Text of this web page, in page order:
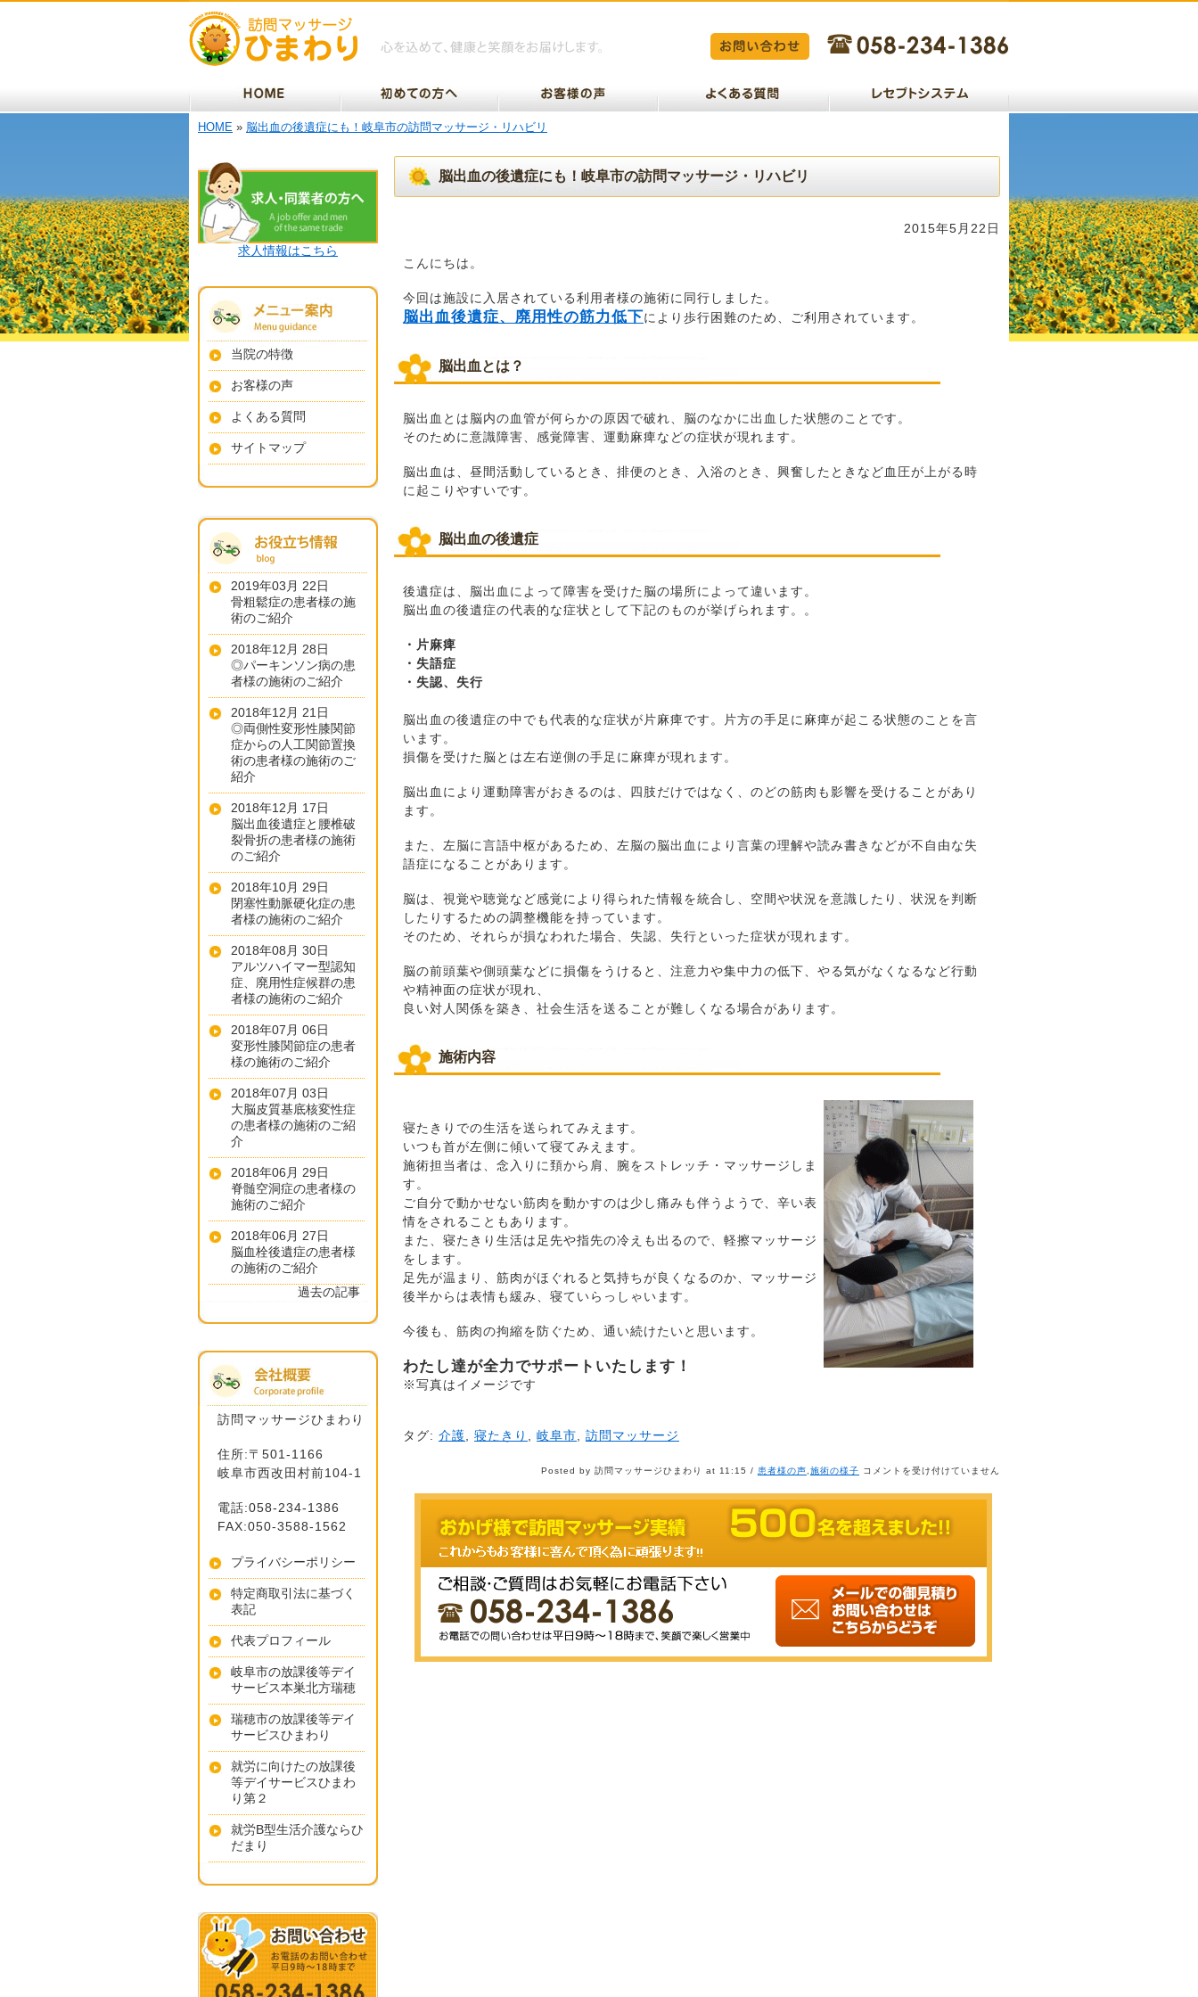
HOME » 脳出血の後遺症にも！岐阜市の訪問マッサージ・リハビリ
脳出血の後遺症にも！岐阜市の訪問マッサージ・リハビリ
2015年5月22日
こんにちは。
今回は施設に入居されている利用者様の施術に同行しました。
脳出血後遺症、廃用性の筋力低下により歩行困難のため、ご利用されています。
脳出血とは？
脳出血とは脳内の血管が何らかの原因で破れ、脳のなかに出血した状態のことです。
そのために意識障害、感覚障害、運動麻痺などの症状が現れます。
脳出血は、昼間活動しているとき、排便のとき、入浴のとき、興奮したときなど血圧が上がる時
に起こりやすいです。
脳出血の後遺症
後遺症は、脳出血によって障害を受けた脳の場所によって違います。
脳出血の後遺症の代表的な症状として下記のものが挙げられます。。
・片麻痺
・失語症
・失認、失行
脳出血の後遺症の中でも代表的な症状が片麻痺です。片方の手足に麻痺が起こる状態のことを言
います。
損傷を受けた脳とは左右逆側の手足に麻痺が現れます。
脳出血により運動障害がおきるのは、四肢だけではなく、のどの筋肉も影響を受けることがあり
ます。
また、左脳に言語中枢があるため、左脳の脳出血により言葉の理解や読み書きなどが不自由な失
語症になることがあります。
脳は、視覚や聴覚など感覚により得られた情報を統合し、空間や状況を意識したり、状況を判断
したりするための調整機能を持っています。
そのため、それらが損なわれた場合、失認、失行といった症状が現れます。
脳の前頭葉や側頭葉などに損傷をうけると、注意力や集中力の低下、やる気がなくなるなど行動
や精神面の症状が現れ、
良い対人関係を築き、社会生活を送ることが難しくなる場合があります。
施術内容
寝たきりでの生活を送られてみえます。
いつも首が左側に傾いて寝てみえます。
施術担当者は、念入りに頚から肩、腕をストレッチ・マッサージしま
す。
ご自分で動かせない筋肉を動かすのは少し痛みも伴うようで、辛い表
情をされることもあります。
また、寝たきり生活は足先や指先の冷えも出るので、軽擦マッサージ
をします。
足先が温まり、筋肉がほぐれると気持ちが良くなるのか、マッサージ
後半からは表情も緩み、寝ていらっしゃいます。
今後も、筋肉の拘縮を防ぐため、通い続けたいと思います。
わたし達が全力でサポートいたします！
※写真はイメージです
タグ: 介護, 寝たきり , 岐阜市, 訪問マッサージ
Posted by 訪問マッサージひまわり at 11:15 / 患者様の声,施術の様子 脳
の
症
に
も！
阜
コメントを受け付けていません
求人情報はこちら
当院の特徴
お客様の声
よくある質問
サイトマップ
2019年03月 22日
骨粗鬆症の患者様の施
術のご紹介
2018年12月 28日
◎パーキンソン病の患
者様の施術のご紹介
2018年12月 21日
◎両側性変形性膝関節
症からの人工関節置換
術の患者様の施術のご
紹介
2018年12月 17日
脳出血後遺症と腰椎破
裂骨折の患者様の施術
のご紹介
2018年10月 29日
閉塞性動脈硬化症の患
者様の施術のご紹介
2018年08月 30日
アルツハイマー型認知
症、廃用性症候群の患
者様の施術のご紹介
2018年07月 06日
変形性膝関節症の患者
様の施術のご紹介
2018年07月 03日
大脳皮質基底核変性症
の患者様の施術のご紹
介
2018年06月 29日
脊髄空洞症の患者様の
施術のご紹介
2018年06月 27日
脳血栓後遺症の患者様
の施術のご紹介
過去の記事
訪問マッサージひまわり
住所:〒501-1166
岐阜市西改田村前104-1
電話:058-234-1386
FAX:050-3588-1562
プライバシーポリシー
特定商取引法に基づく
表記
代表プロフィール
岐阜市の放課後等デイ
サービス本巣北方瑞穂
瑞穂市の放課後等デイ
サービスひまわり
就労に向けたの放課後
等デイサービスひまわ
り第２
就労B型生活介護ならひ
だまり